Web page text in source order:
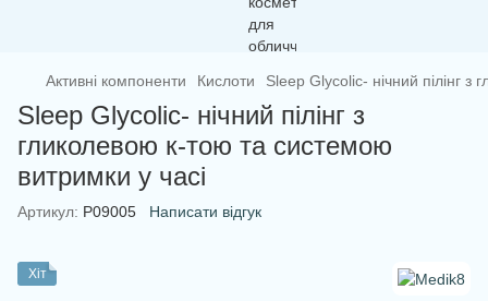
Активні компоненти Кислоти Sleep Glycolic- нічний пілінг
Sleep Glycolic- нічний пілінг з
гликолевою к-тою та системою
витримки у часі
Артикул: P09005 Написати відгук
Хіт